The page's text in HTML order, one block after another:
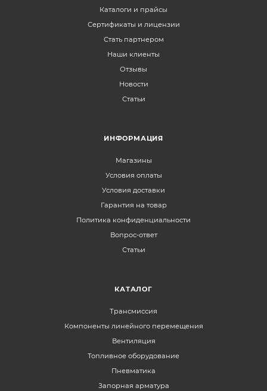
Каталоги и прайсы
Сертификаты и лицензии
Стать партнером
Наши клиенты
Отзывы
Новости
Статьи
ИНФОРМАЦИЯ
Магазины
Условия оплаты
Условия доставки
Гарантия на товар
Политика конфиденциальности
Вопрос-ответ
Статьи
КАТАЛОГ
Трансмиссия
Компоненты линейного перемещения
Вентиляция
Топливное оборудование
Пневматика
Запорная арматура